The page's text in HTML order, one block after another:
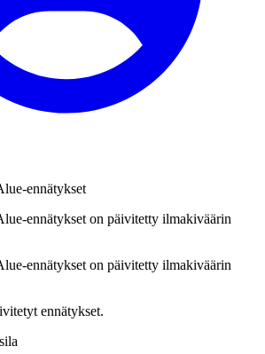
ennätykset
ennätykset on päivitetty ilmakiväärin
ennätykset on päivitetty ilmakiväärin
ennätykset.